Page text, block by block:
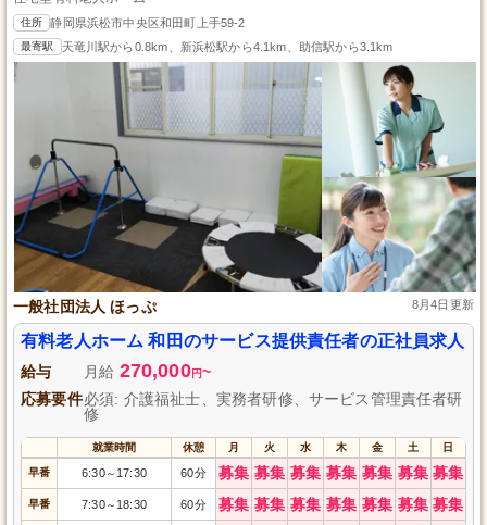
住所 静岡県浜松市中央区和田町上手59-2
最寄駅 天竜川駅から0.8km、新浜松駅から4.1km、助信駅から3.1km
一般社団法人 ほっぷ 8月4日更新
有料老人ホーム 和田のサービス提供責任者の正社員求人
給与 月給 270,000円~
応募要件必須: 介護福祉士、実務者研修、サービス管理責任者研
修
就業時間 休憩 月 火 水 木 金 土 日
早番 6:30～ 17:30 60分 募集 募集 募集 募集 募集 募集 募集
早番 7:30～ 18:30 60分 募集 募集 募集 募集 募集 募集 募集